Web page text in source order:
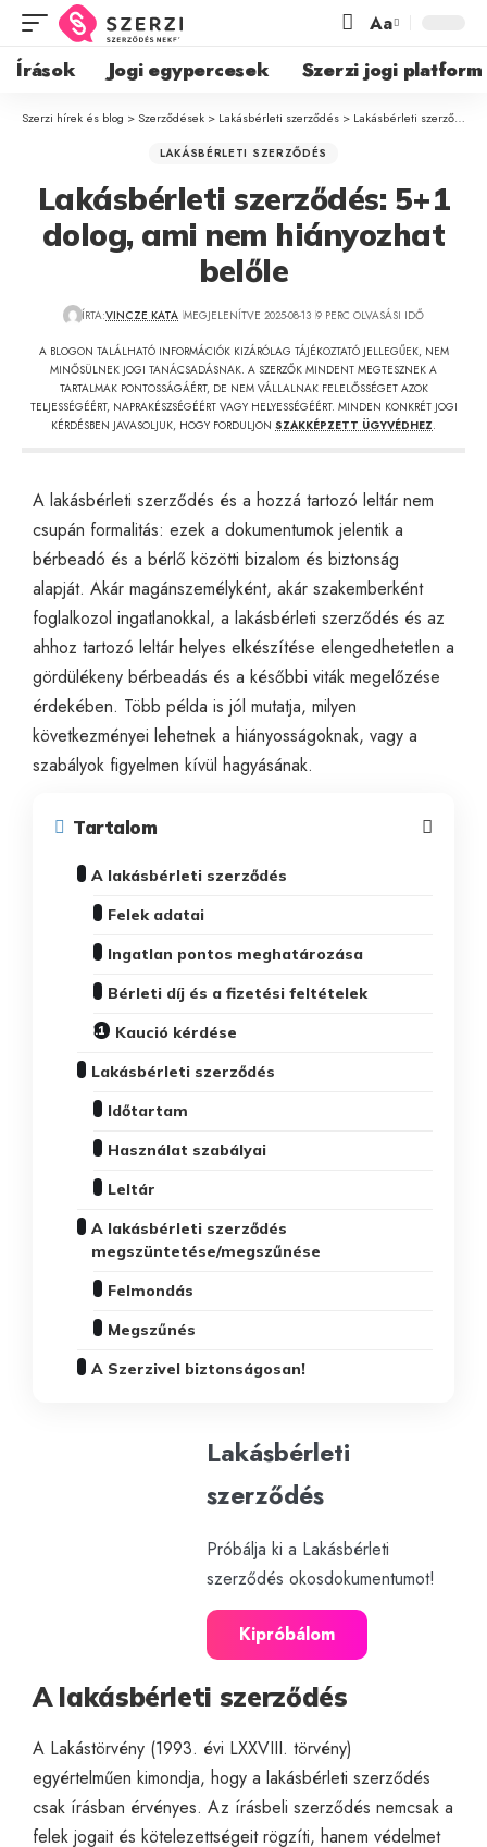
Aa
Írások Jogi egypercesek Szerzi jogi platform
Szerzi hírek és blog > Szerződések > Lakásbérleti szerződés > Lakásbérleti szerződés: 5+1 dolog, ami nem hiányozhat belőle
LAKÁSBÉRLETI SZERZŐDÉS
Lakásbérleti szerződés: 5+1
dolog, ami nem hiányozhat
belőle
ÍRTA:VINCZE KATA MEGJELENÍTVE 2025-08-13 9 PERC OLVASÁSI IDŐ
A BLOGON TALÁLHATÓ INFORMÁCIÓK KIZÁRÓLAG TÁJÉKOZTATÓ JELLEGŰEK, NEM
MINŐSÜLNEK JOGI TANÁCSADÁSNAK. A SZERZŐK MINDENT MEGTESZNEK A
TARTALMAK PONTOSSÁGÁÉRT, DE NEM VÁLLALNAK FELELŐSSÉGET AZOK
TELJESSÉGÉÉRT, NAPRAKÉSZSÉGÉÉRT VAGY HELYESSÉGÉÉRT. MINDEN KONKRÉT JOGI
KÉRDÉSBEN JAVASOLJUK, HOGY FORDULJON SZAKKÉPZETT ÜGYVÉDHEZ.
A lakásbérleti szerződés és a hozzá tartozó leltár nem
csupán formalitás: ezek a dokumentumok jelentik a
bérbeadó és a bérlő közötti bizalom és biztonság
alapját. Akár magánszemélyként, akár szakemberként
foglalkozol ingatlanokkal, a lakásbérleti szerződés és az
ahhoz tartozó leltár helyes elkészítése elengedhetetlen a
gördülékeny bérbeadás és a későbbi viták megelőzése
érdekében. Több példa is jól mutatja, milyen
következményei lehetnek a hiányosságoknak, vagy a
szabályok figyelmen kívül hagyásának.
Tartalom
A lakásbérleti szerződés
Felek adatai
Ingatlan pontos meghatározása
Bérleti díj és a fizetési feltételek
Kaució kérdése
Lakásbérleti szerződés
Időtartam
Használat szabályai
Leltár
A lakásbérleti szerződés
megszüntetése/megszűnése
Felmondás
Megszűnés
A Szerzivel biztonságosan!
Lakásbérleti
szerződés
Próbálja ki a Lakásbérleti
szerződés okosdokumentumot!
Kipróbálom
A lakásbérleti szerződés
A Lakástörvény (1993. évi LXXVIII. törvény)
egyértelműen kimondja, hogy a lakásbérleti szerződés
csak írásban érvényes. Az írásbeli szerződés nemcsak a
felek jogait és kötelezettségeit rögzíti, hanem védelmet